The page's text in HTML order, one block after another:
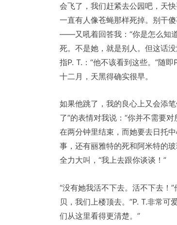
会飞了，我们赶紧去公园吧，天
一直有人像苍蝇那样死掉。别干
——又吼着回答我：“你是怎么知
死。不是她，就是别人。但这话
指P. T.：“他不该看到这些。”随
十二月，天黑得确实很早。
如果他跳了，我的良心上又会添
了”的表情对我说：“你并不需要
在两分钟里结束，而她要去日托
事，还有丽雅特的死和阿米特的
全力大叫，“我上去跟你谈谈！”
“没有她我活不下去。活不下去！
贝，我们上楼顶去。”P. T.非常
们从这里看得更清楚。”